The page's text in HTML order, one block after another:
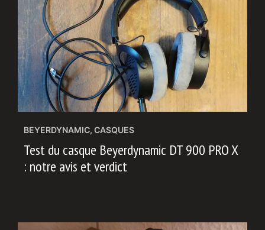
BEYERDYNAMIC, CASQUES
Test du casque Beyerdynamic DT 900 PRO X
: notre avis et verdict